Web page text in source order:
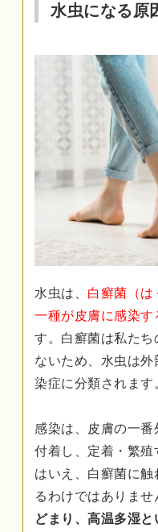
水虫になる原
水虫は、 白癬菌（は
一種が皮膚に感染
す。白癬菌は私た
ないため、水虫は
染症に分類されます
感染は、皮膚の一
付着し、定着・繁殖
はいえ、白癬菌に
るわけではありませ
どまり、高温多湿